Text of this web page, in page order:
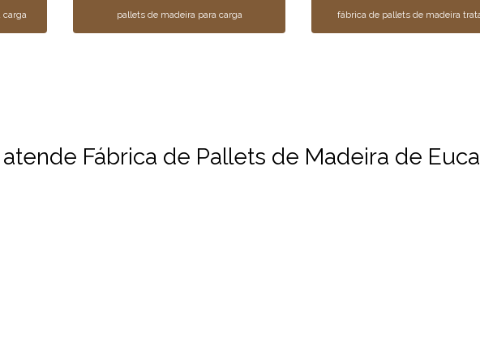
carga pallets de madeira para carga fábrica de pallets de madeira
Fábrica de Pallets de Madeira de